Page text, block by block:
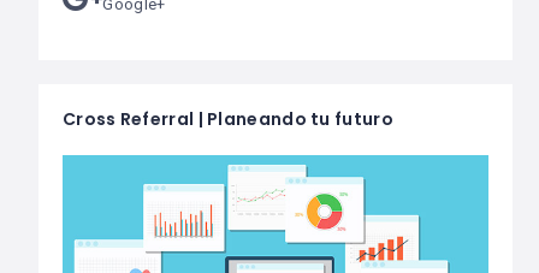
Google+
Cross Referral | Planeando tu futuro